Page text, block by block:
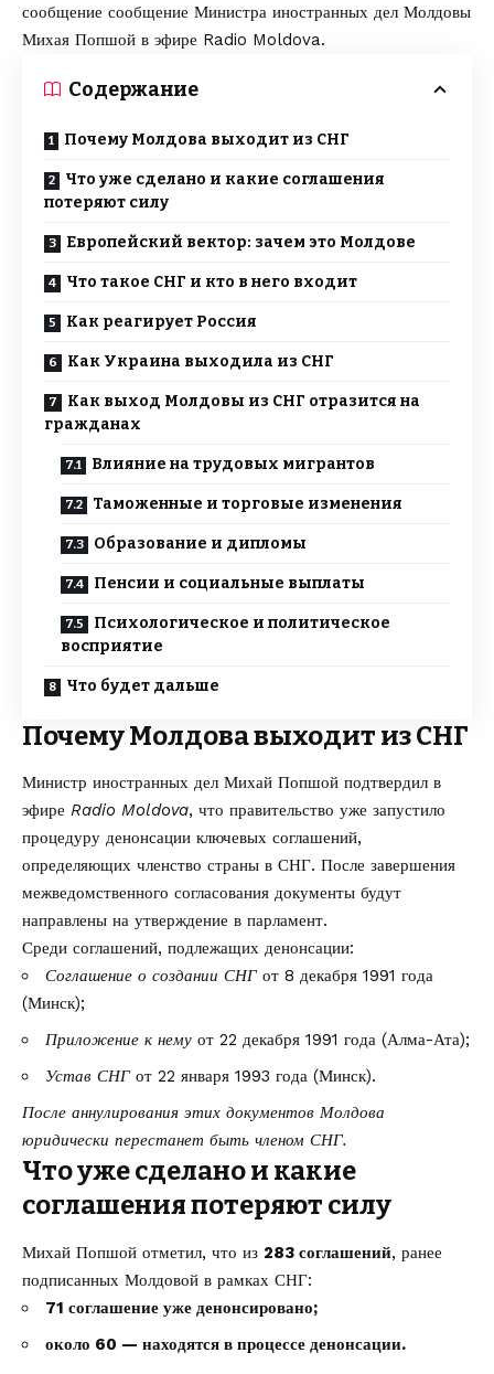
сообщение сообщение Министра иностранных дел Молдовы
Михая Попшой в эфире Radio Moldova.
Содержание
Почему Молдова выходит из СНГ
Что уже сделано и какие соглашения
потеряют силу
Европейский вектор: зачем это Молдове
Что такое СНГ и кто в него входит
Как реагирует Россия
Как Украина выходила из СНГ
Как выход Молдовы из СНГ отразится на
гражданах
Влияние на трудовых мигрантов
Таможенные и торговые изменения
Образование и дипломы
Пенсии и социальные выплаты
Психологическое и политическое
восприятие
Что будет дальше
Почему Молдова выходит из СНГ
Министр иностранных дел Михай Попшой подтвердил в
эфире Radio Moldova, что правительство уже запустило
процедуру денонсации ключевых соглашений,
определяющих членство страны в СНГ. После завершения
межведомственного согласования документы будут
направлены на утверждение в парламент.
Среди соглашений, подлежащих денонсации:
Соглашение о создании СНГ от 8 декабря 1991 года
(Минск);
Приложение к нему от 22 декабря 1991 года (Алма-Ата);
Устав СНГ от 22 января 1993 года (Минск).
После аннулирования этих документов Молдова
юридически перестанет быть членом СНГ.
Что уже сделано и какие
соглашения потеряют силу
Михай Попшой отметил, что из 283 соглашений, ранее
подписанных Молдовой в рамках СНГ:
71 соглашение уже денонсировано;
около 60 — находятся в процессе денонсации.